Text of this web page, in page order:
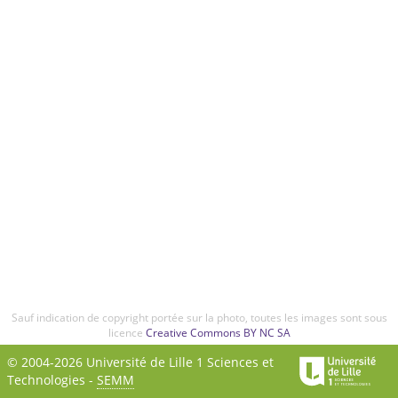
Sauf indication de copyright portée sur la photo, toutes les images sont sous
licence Creative Commons BY NC SA
© 2004-2026 Université de Lille 1 Sciences et
Technologies - SEMM